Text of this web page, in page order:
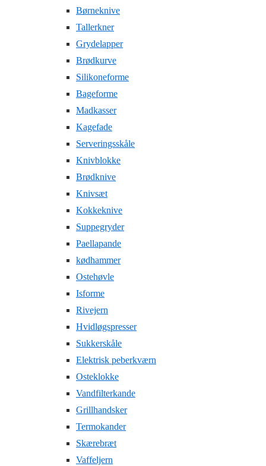
Børneknive
Tallerkner
Grydelapper
Brødkurve
Silikoneforme
Bageforme
Madkasser
Kagefade
Serveringsskåle
Knivblokke
Brødknive
Knivsæt
Kokkeknive
Suppegryder
Paellapande
kødhammer
Ostehøvle
Isforme
Rivejern
Hvidløgspresser
Sukkerskåle
Elektrisk peberkværn
Osteklokke
Vandfilterkande
Grillhandsker
Termokander
Skærebræt
Vaffeljern